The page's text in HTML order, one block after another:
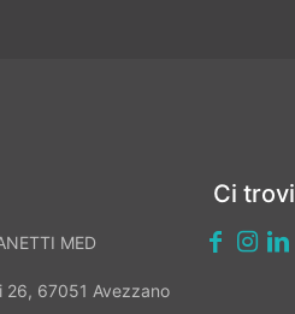
MED
26, 67051 Avezzano
Ci trovi